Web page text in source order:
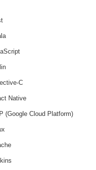
C
Native
(Google Cloud Platform)